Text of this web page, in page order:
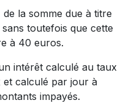
la somme due à titre
toutefois que cette
à 40 euros.
intérêt calculé au taux
et calculé par jour à
impayés.